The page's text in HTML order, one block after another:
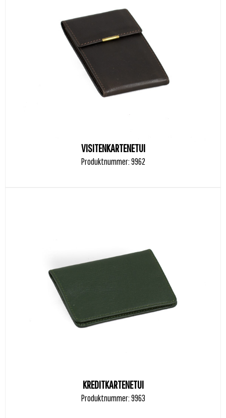
VISITENKARTENETUI
Produktnummer: 9962
KREDITKARTENETUI
Produktnummer: 9963